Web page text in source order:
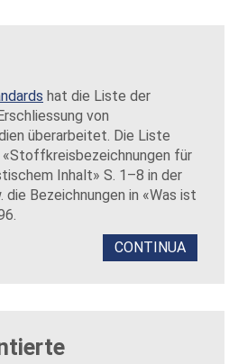
hat die Liste der
von
überarbeitet. Die Liste
für
Inhalt» S. 1–8 in der
Bezeichnungen in «Was ist
CONTINUA